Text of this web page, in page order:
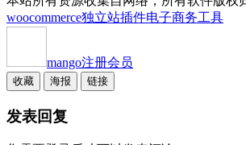
woocommerce独立站插件电子商务工具
mango注册会员
收藏 海报 链接
发表回复